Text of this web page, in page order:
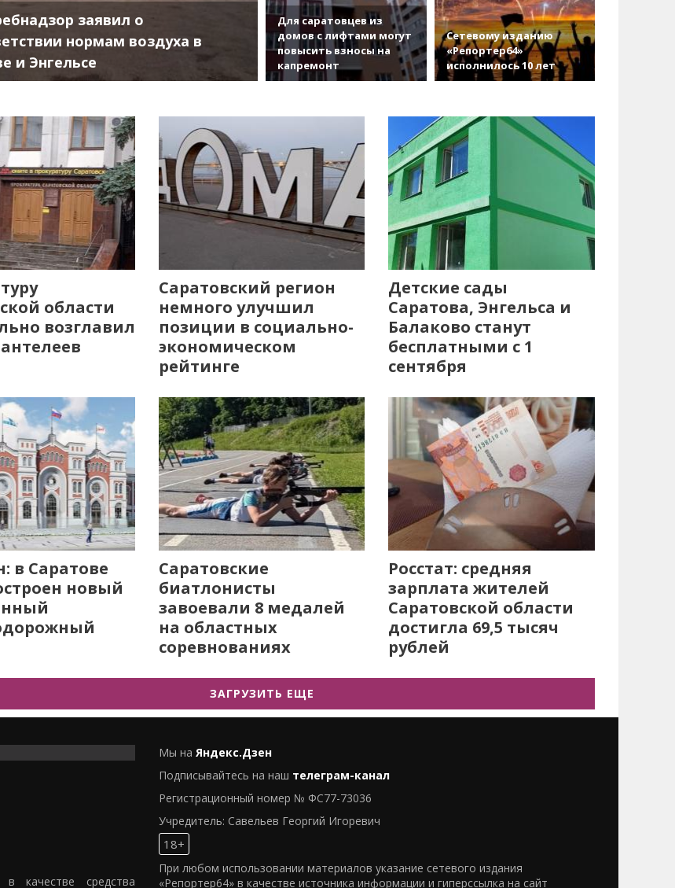
заявил о
нормам воздуха в
и Энгельсе
Для саратовцев из
домов с лифтами могут
повысить взносы на
капремонт
Сетевому изданию
«Репортер64»
исполнилось 10 лет
области
возглавил
Саратовский регион
немного улучшил
позиции в социально-
экономическом
рейтинге
Детские сады
Саратова, Энгельса и
Балаково станут
бесплатными с 1
сентября
в Саратове
новый
Саратовские
биатлонисты
завоевали 8 медалей
на областных
соревнованиях
Росстат: средняя
зарплата жителей
Саратовской области
достигла 69,5 тысяч
рублей
ЗАГРУЗИТЬ ЕЩЕ
в качестве средства
Мы на Яндекс.Дзен
Подписывайтесь на наш телеграм-канал
Регистрационный номер № ФС77-73036
Учредитель: Савельев Георгий Игоревич
18+
При любом использовании материалов указание сетевого издания
«Репортер64» в качестве источника информации и гиперссылка на сайт